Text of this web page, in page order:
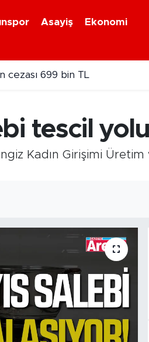
Asayiş
Ekonomi
uyuşturucu bulundu
tescil
Kadın Girişimi